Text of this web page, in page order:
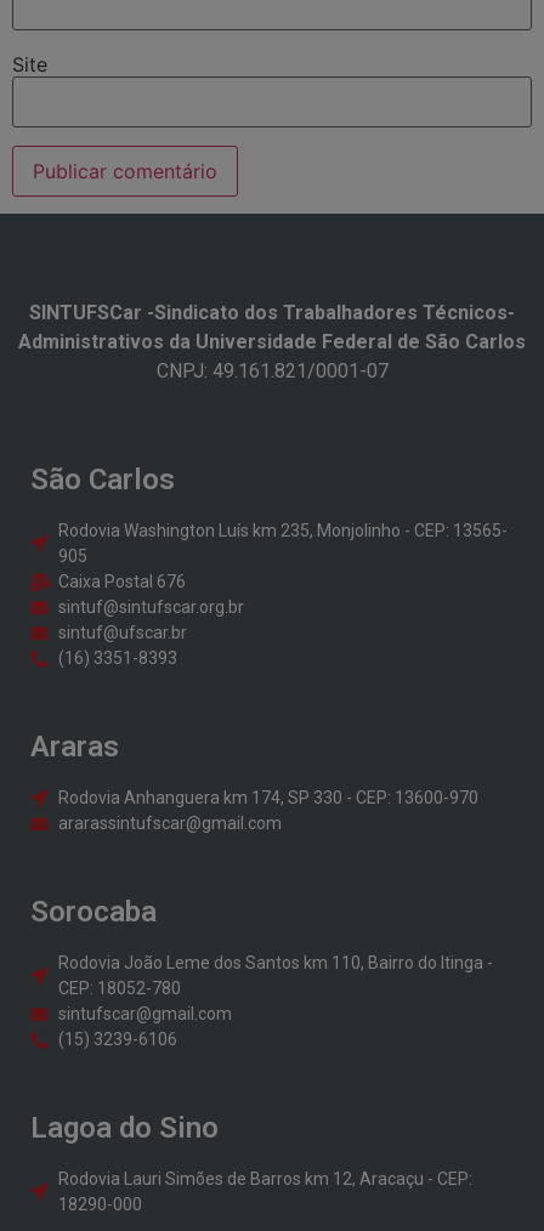
Site
SINTUFSCar -Sindicato dos Trabalhadores Técnicos-
Administrativos da Universidade Federal de São Carlos​
CNPJ: 49.161.821/0001-07
São Carlos
Rodovia Washington Luís km 235, Monjolinho - CEP: 13565-
905
Caixa Postal 676
sintuf@sintufscar.org.br
sintuf@ufscar.br
(16) 3351-8393
Araras
Rodovia Anhanguera km 174, SP 330 - CEP: 13600-970
ararassintufscar@gmail.com
Sorocaba
Rodovia João Leme dos Santos km 110, Bairro do Itinga -
CEP: 18052-780
sintufscar@gmail.com
(15) 3239-6106
Lagoa do Sino
Rodovia Lauri Simões de Barros km 12, Aracaçu - CEP:
18290-000